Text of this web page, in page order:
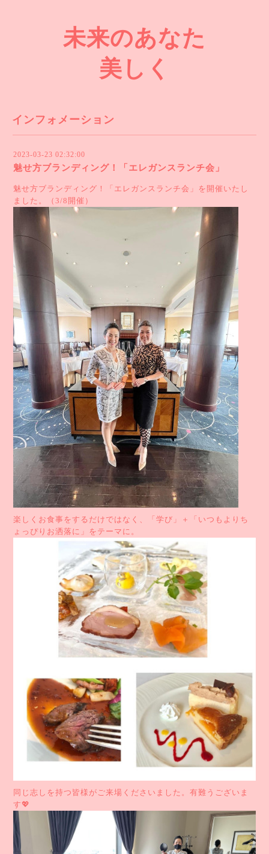
未来のあなた
美しく
インフォメーション
2023-03-23 02:32:00
魅せ方ブランディング！「エレガンスランチ会」
魅せ方ブランディング！「エレガンスランチ会」を開催いたし
ました。（3/8開催）
楽しくお食事をするだけではなく、「学び」＋「いつもよりち
ょっぴりお洒落に」をテーマに。
同じ志しを持つ皆様がご来場くださいました。有難うございま
す💖